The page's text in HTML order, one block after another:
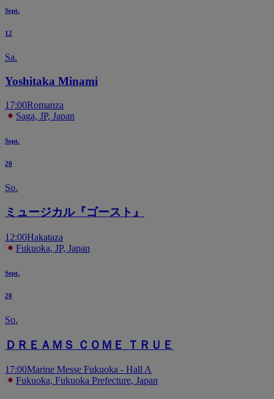
Sept.
12
Sa.
Yoshitaka Minami
17:00Romanza
Saga, JP, Japan
Sept.
20
So.
ミュージカル『ゴースト』
12:00Hakataza
Fukuoka, JP, Japan
Sept.
20
So.
ＤＲＥＡＭＳ ＣＯＭＥ ＴＲＵＥ
17:00Marine Messe Fukuoka - Hall A
Fukuoka, Fukuoka Prefecture, Japan